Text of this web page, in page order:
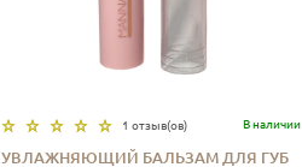
1 отзыв(ов) В наличии
УВЛАЖНЯЮЩИЙ БАЛЬЗАМ ДЛЯ ГУБ